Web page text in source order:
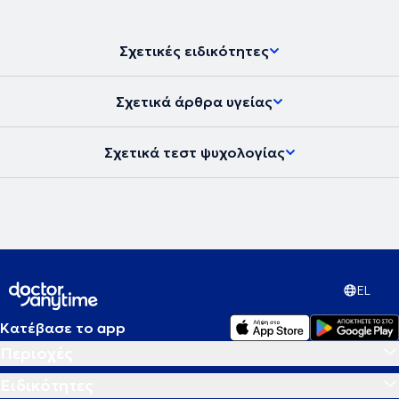
Σχετικές ειδικότητες
Σχετικά άρθρα υγείας
Σχετικά τεστ ψυχολογίας
EL
Κατέβασε το app